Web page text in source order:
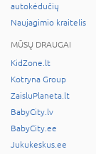
autokėdučių
Naujagimio kraitelis
MŪSŲ DRAUGAI
KidZone.lt
Kotryna Group
ZaisluPlaneta.lt
BabyCity.lv
BabyCity.ee
Jukukeskus.ee